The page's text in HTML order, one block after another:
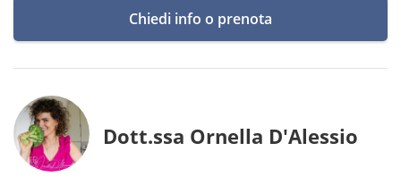
Chiedi info o prenota
Dott.ssa Ornella D'Alessio